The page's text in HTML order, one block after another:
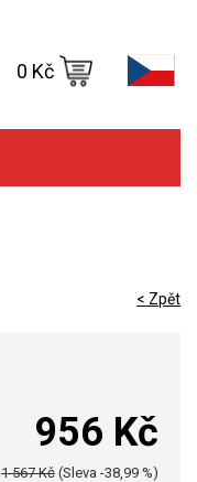
0 Kč
< Zpět
956 Kč
1 567 Kč (Sleva -38,99 %)